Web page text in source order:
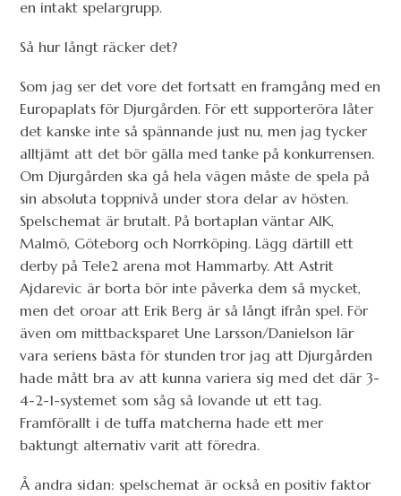
en intakt spelargrupp.
Så hur långt räcker det?
Som jag ser det vore det fortsatt en framgång med en
Europaplats för Djurgården. För ett supporteröra låter
det kanske inte så spännande just nu, men jag tycker
alltjämt att det bör gälla med tanke på konkurrensen.
Om Djurgården ska gå hela vägen måste de spela på
sin absoluta toppnivå under stora delar av hösten.
Spelschemat är brutalt. På bortaplan väntar AIK,
Malmö, Göteborg och Norrköping. Lägg därtill ett
derby på Tele2 arena mot Hammarby. Att Astrit
Ajdarevic är borta bör inte påverka dem så mycket,
men det oroar att Erik Berg är så långt ifrån spel. För
även om mittbacksparet Une Larsson/Danielson lär
vara seriens bästa för stunden tror jag att Djurgården
hade mått bra av att kunna variera sig med det där 3-
4-2-1-systemet som såg så lovande ut ett tag.
Framförallt i de tuffa matcherna hade ett mer
baktungt alternativ varit att föredra.
Å andra sidan: spelschemat är också en positiv faktor